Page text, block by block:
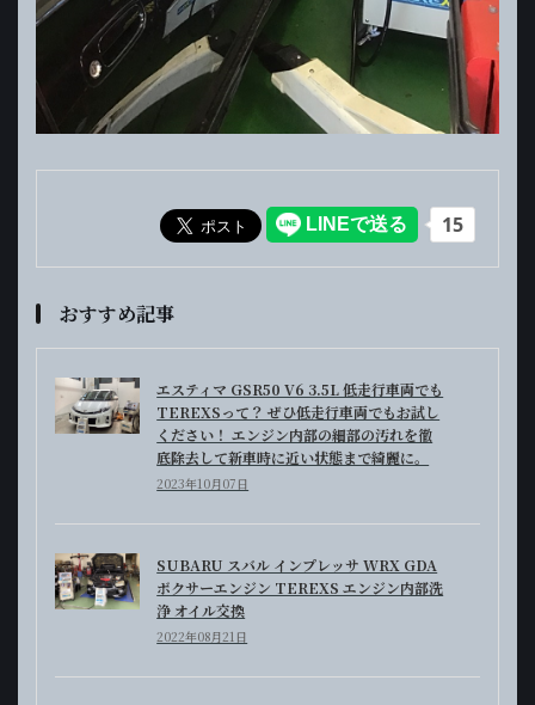
おすすめ記事
エスティマ GSR50 V6 3.5L 低走行車両でも
TEREXSって？ ぜひ低走行車両でもお試し
ください！ エンジン内部の細部の汚れを徹
底除去して新車時に近い状態まで綺麗に。
2023年10月07日
SUBARU スバル インプレッサ WRX GDA
ボクサーエンジン TEREXS エンジン内部洗
浄 オイル交換
2022年08月21日